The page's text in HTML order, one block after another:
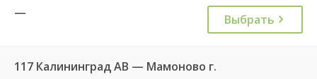
— Выбрать
117 Калининград АВ — Мамоново г.